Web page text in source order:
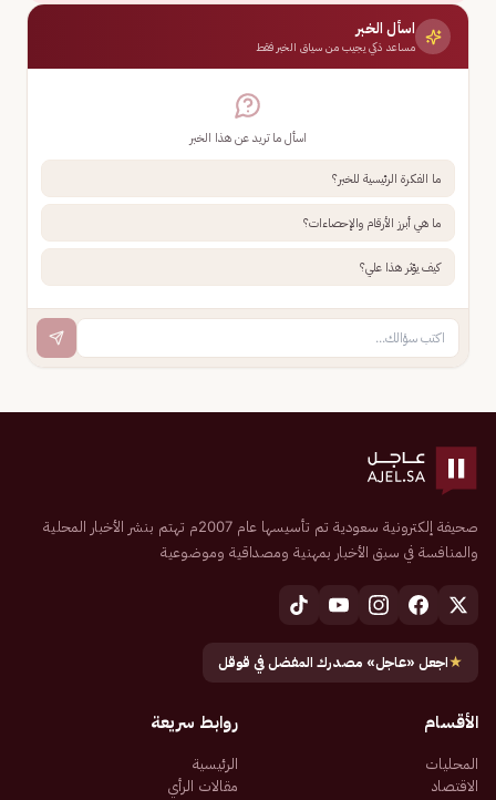
اسأل الخبر
مساعد ذكي يجيب من سياق الخبر فقط
اسأل ما تريد عن هذا الخبر
ما الفكرة الرئيسية للخبر؟
ما هي أبرز الأرقام والإحصاءات؟
كيف يؤثر هذا علي؟
صحيفة إلكترونية سعودية تم تأسيسها عام 2007م تهتم بنشر الأخبار المحلية
والمنافسة في سبق الأخبار بمهنية ومصداقية وموضوعية
★اجعل «عاجل» مصدرك المفضل في قوقل
الأقسام
المحليات
الاقتصاد
روابط سريعة
الرئيسية
مقالات الرأي